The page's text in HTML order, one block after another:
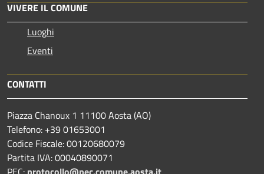
VIVERE IL COMUNE
Luoghi
Eventi
CONTATTI
Piazza Chanoux 1 11100 Aosta (AO)
Telefono: +39 01653001
Codice Fiscale: 00120680079
Partita IVA: 00040890071